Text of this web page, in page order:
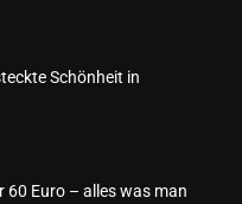
Schönheit in
60 Euro – alles was man